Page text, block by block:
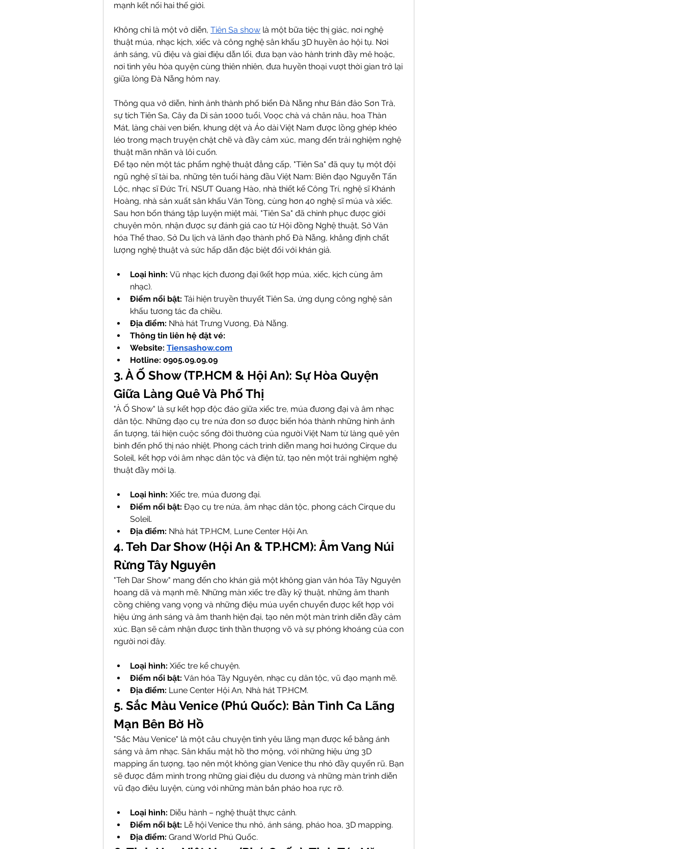
mạnh kết nối hai thế giới.
Không chỉ là một vở diễn, Tiên Sa show là một bữa tiệc thị giác, nơi nghệ
thuật múa, nhạc kịch, xiếc và công nghệ sân khấu 3D huyền ảo hội tụ. Nơi
ánh sáng, vũ điệu và giai điệu dẫn lối, đưa bạn vào hành trình đầy mê hoặc,
nơi tình yêu hòa quyện cùng thiên nhiên, đưa huyền thoại vượt thời gian trở lại
giữa lòng Đà Nẵng hôm nay.
Thông qua vở diễn, hình ảnh thành phố biển Đà Nẵng như Bán đảo Sơn Trà,
sự tích Tiên Sa, Cây đa Di sản 1000 tuổi, Voọc chà vá chân nâu, hoa Thàn
Mát, làng chài ven biển, khung dệt và Áo dài Việt Nam được lồng ghép khéo
léo trong mạch truyện chặt chẽ và đầy cảm xúc, mang đến trải nghiệm nghệ
thuật mãn nhãn và lôi cuốn.
Để tạo nên một tác phẩm nghệ thuật đẳng cấp, "Tiên Sa" đã quy tụ một đội
ngũ nghệ sĩ tài ba, những tên tuổi hàng đầu Việt Nam: Biên đạo Nguyễn Tấn
Lộc, nhạc sĩ Đức Trí, NSƯT Quang Hào, nhà thiết kế Công Trí, nghệ sĩ Khánh
Hoàng, nhà sản xuất sân khấu Văn Tòng, cùng hơn 40 nghệ sĩ múa và xiếc.
Sau hơn bốn tháng tập luyện miệt mài, "Tiên Sa" đã chinh phục được giới
chuyên môn, nhận được sự đánh giá cao từ Hội đồng Nghệ thuật, Sở Văn
hóa Thể thao, Sở Du lịch và lãnh đạo thành phố Đà Nẵng, khẳng định chất
lượng nghệ thuật và sức hấp dẫn đặc biệt đối với khán giả.
Loại hình: Vũ nhạc kịch đương đại (kết hợp múa, xiếc, kịch cùng âm
nhạc).
Điểm nổi bật: Tái hiện truyền thuyết Tiên Sa, ứng dụng công nghệ sân
khấu tương tác đa chiều.
Địa điểm: Nhà hát Trưng Vương, Đà Nẵng.
Thông tin liên hệ đặt vé:
Website: Tiensashow.com
Hotline: 0905.09.09.09
3. À Ố Show (TP.HCM & Hội An): Sự Hòa Quyện
Giữa Làng Quê Và Phố Thị
"À Ố Show" là sự kết hợp độc đáo giữa xiếc tre, múa đương đại và âm nhạc
dân tộc. Những đạo cụ tre nứa đơn sơ được biến hóa thành những hình ảnh
ấn tượng, tái hiện cuộc sống đời thường của người Việt Nam từ làng quê yên
bình đến phố thị náo nhiệt. Phong cách trình diễn mang hơi hướng Cirque du
Soleil, kết hợp với âm nhạc dân tộc và điện tử, tạo nên một trải nghiệm nghệ
thuật đầy mới lạ.
Loại hình: Xiếc tre, múa đương đại.
Điểm nổi bật: Đạo cụ tre nứa, âm nhạc dân tộc, phong cách Cirque du
Soleil.
Địa điểm: Nhà hát TP.HCM, Lune Center Hội An.
4. Teh Dar Show (Hội An & TP.HCM): Âm Vang Núi
Rừng Tây Nguyên
"Teh Dar Show" mang đến cho khán giả một không gian văn hóa Tây Nguyên
hoang dã và mạnh mẽ. Những màn xiếc tre đầy kỹ thuật, những âm thanh
cồng chiêng vang vọng và những điệu múa uyển chuyển được kết hợp với
hiệu ứng ánh sáng và âm thanh hiện đại, tạo nên một màn trình diễn đầy cảm
xúc. Bạn sẽ cảm nhận được tinh thần thượng võ và sự phóng khoáng của con
người nơi đây.
Loại hình: Xiếc tre kể chuyện.
Điểm nổi bật: Văn hóa Tây Nguyên, nhạc cụ dân tộc, vũ đạo mạnh mẽ.
Địa điểm: Lune Center Hội An, Nhà hát TP.HCM.
5. Sắc Màu Venice (Phú Quốc): Bản Tình Ca Lãng
Mạn Bên Bờ Hồ
"Sắc Màu Venice" là một câu chuyện tình yêu lãng mạn được kể bằng ánh
sáng và âm nhạc. Sân khấu mặt hồ thơ mộng, với những hiệu ứng 3D
mapping ấn tượng, tạo nên một không gian Venice thu nhỏ đầy quyến rũ. Bạn
sẽ được đắm mình trong những giai điệu du dương và những màn trình diễn
vũ đạo điêu luyện, cùng với những màn bắn pháo hoa rực rỡ.
Loại hình: Diễu hành – nghệ thuật thực cảnh.
Điểm nổi bật: Lễ hội Venice thu nhỏ, ánh sáng, pháo hoa, 3D mapping.
Địa điểm: Grand World Phú Quốc.